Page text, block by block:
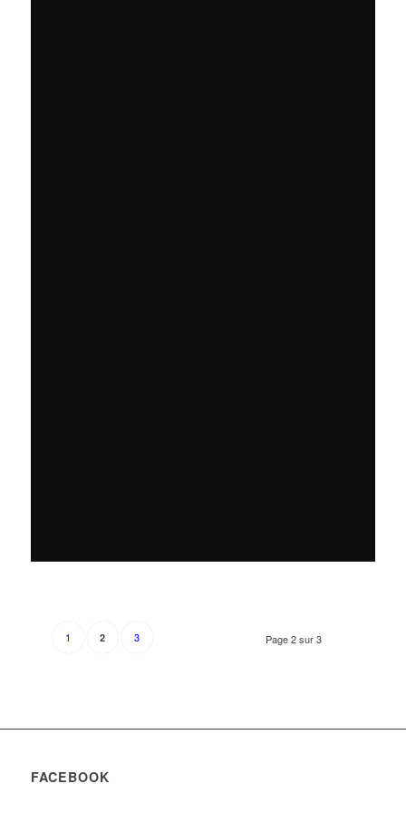
Page 2 sur 3
1 2 3
FACEBOOK